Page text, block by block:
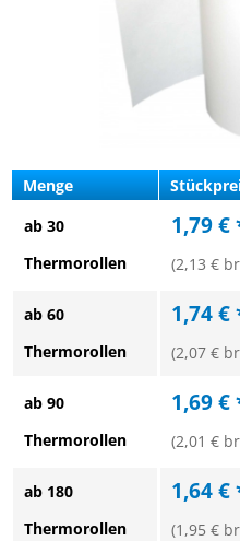
Menge
ab 30
Thermorollen
1,79 €
(2,13 €
ab 60
Thermorollen
1,74 €
(2,07 €
ab 90
Thermorollen
1,69 €
(2,01 €
ab 180
Thermorollen
1,64 €
(1,95 €